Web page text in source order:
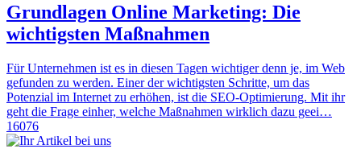
Grundlagen Online Marketing: Die
wichtigsten Maßnahmen
Für Unternehmen ist es in diesen Tagen wichtiger denn je, im Web
gefunden zu werden. Einer der wichtigsten Schritte, um das
Potenzial im Internet zu erhöhen, ist die SEO-Optimierung. Mit ihr
geht die Frage einher, welche Maßnahmen wirklich dazu geei…
16076